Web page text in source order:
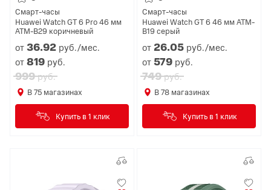
Смарт-часы
Huawei Watch GT 6 Pro 46 мм
ATM-B29 коричневый
от36.92 руб./мес.
от819 руб.
999руб.
В75 магазинах
Купить в 1 клик
Смарт-часы
Huawei Watch GT 6 46 мм ATM-
B19 серый
от26.05 руб./мес.
от579 руб.
749руб.
В78 магазинах
Купить в 1 клик